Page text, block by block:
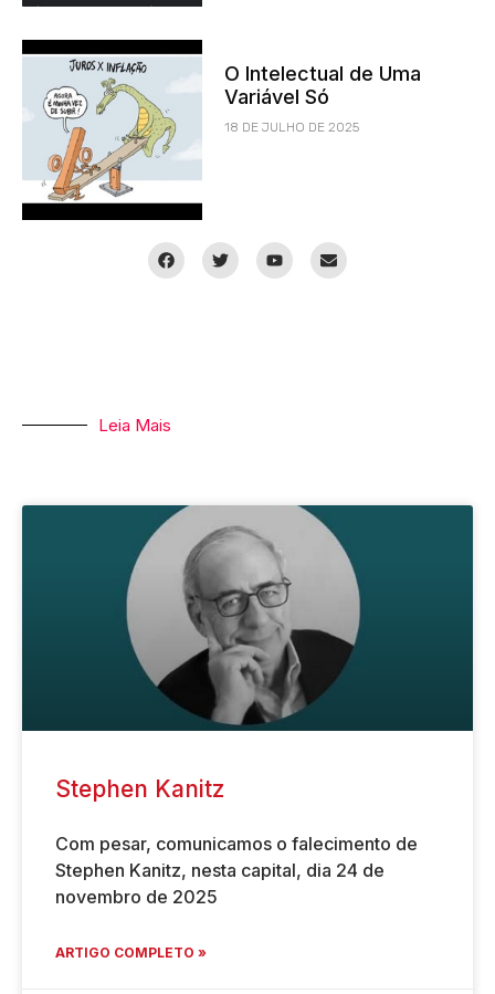
O Intelectual de Uma
Variável Só
18 DE JULHO DE 2025
Leia Mais
Stephen Kanitz
Com pesar, comunicamos o falecimento de
Stephen Kanitz, nesta capital, dia 24 de
novembro de 2025
ARTIGO COMPLETO »